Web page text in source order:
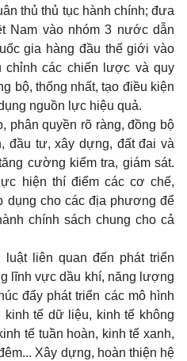
thủ thủ tục hành chính; đưa
Nam vào nhóm 3 nước dẫn
gia hàng đầu thế giới vào
chỉnh các chiến lược và quy
bộ, thống nhất, tạo điều kiện
nguồn lực hiệu quả.
phân quyền rõ ràng, đồng bộ
đầu tư, xây dựng, đất đai và
cường kiểm tra, giám sát.
hiện thí điểm các cơ chế,
dụng cho các địa phương để
chính sách chung cho cả
luật liên quan đến phát triển
lĩnh vực dầu khí, năng lượng
đẩy phát triển các mô hình
tế dữ liệu, kinh tế không
tế tuần hoàn, kinh tế xanh,
Xây dựng, hoàn thiện hệ